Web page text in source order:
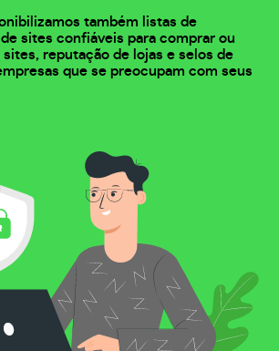
também listas de
sites confiáveis para comprar ou
sites, reputação de lojas e selos de
que se preocupam com seus